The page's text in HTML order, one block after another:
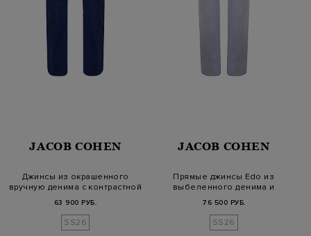
JACOB COHEN
Джинсы из окрашенного
вручную денима с контрастной
63 900 РУБ.
SS26
JACOB COHEN
Прямые джинсы Edo из
выбеленного денима и
76 500 РУБ.
SS26